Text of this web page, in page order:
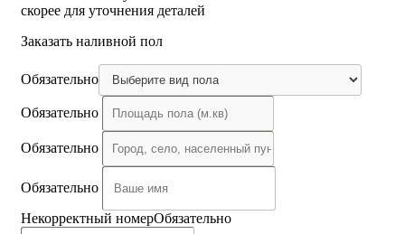
скорее для уточнения деталей
Заказать наливной пол
Обязательно
Обязательно
Обязательно
Обязательно
Некорректный номерОбязательно